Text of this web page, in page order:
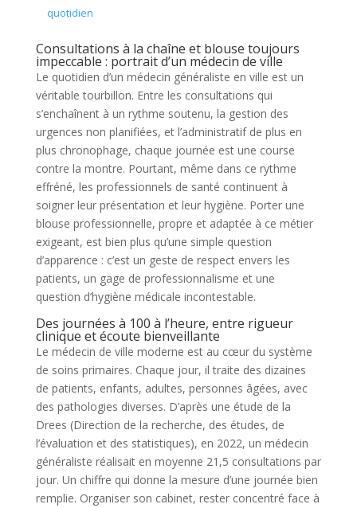
quotidien
Consultations à la chaîne et blouse toujours
impeccable : portrait d’un médecin de ville
Le quotidien d’un médecin généraliste en ville est un
véritable tourbillon. Entre les consultations qui
s’enchaînent à un rythme soutenu, la gestion des
urgences non planifiées, et l’administratif de plus en
plus chronophage, chaque journée est une course
contre la montre. Pourtant, même dans ce rythme
effréné, les professionnels de santé continuent à
soigner leur présentation et leur hygiène. Porter une
blouse professionnelle, propre et adaptée à ce métier
exigeant, est bien plus qu’une simple question
d’apparence : c’est un geste de respect envers les
patients, un gage de professionnalisme et une
question d’hygiène médicale incontestable.
Des journées à 100 à l’heure, entre rigueur
clinique et écoute bienveillante
Le médecin de ville moderne est au cœur du système
de soins primaires. Chaque jour, il traite des dizaines
de patients, enfants, adultes, personnes âgées, avec
des pathologies diverses. D’après une étude de la
Drees (Direction de la recherche, des études, de
l’évaluation et des statistiques), en 2022, un médecin
généraliste réalisait en moyenne 21,5 consultations par
jour. Un chiffre qui donne la mesure d’une journée bien
remplie. Organiser son cabinet, rester concentré face à